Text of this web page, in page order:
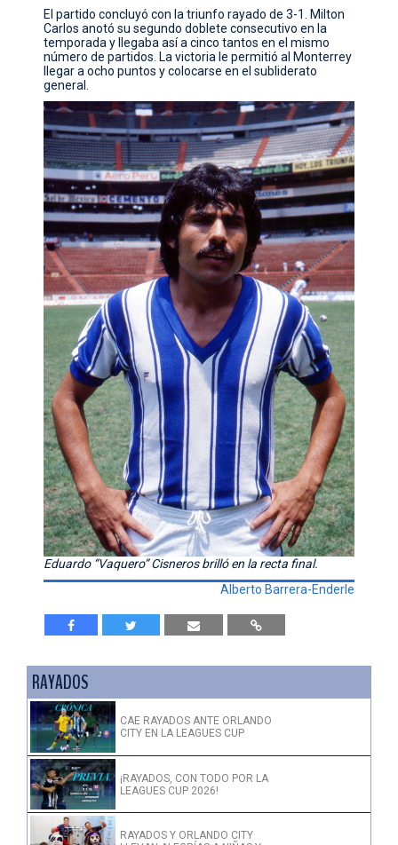
El partido concluyó con la triunfo rayado de 3-1. Milton
Carlos anotó su segundo doblete consecutivo en la
temporada y llegaba así a cinco tantos en el mismo
número de partidos. La victoria le permitió al Monterrey
llegar a ocho puntos y colocarse en el subliderato
general.
Eduardo “Vaquero” Cisneros brilló en la recta final.
Alberto Barrera-Enderle
RAYADOS
CAE RAYADOS ANTE ORLANDO
CITY EN LA LEAGUES CUP
¡RAYADOS, CON TODO POR LA
LEAGUES CUP 2026!
RAYADOS Y ORLANDO CITY